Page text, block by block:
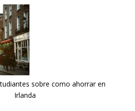
sobre como ahorrar en
Irlanda